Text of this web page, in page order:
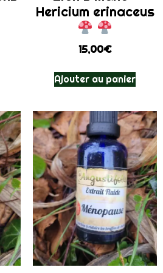
Hericium erinaceus
15,00€
Ajouter au panier